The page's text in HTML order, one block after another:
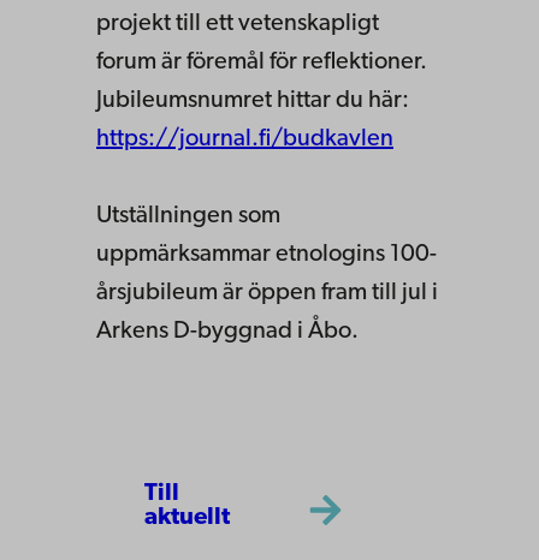
projekt till ett vetenskapligt
forum är föremål för reflektioner.
Jubileumsnumret hittar du här:
https://journal.fi/budkavlen
Utställningen som
uppmärksammar etnologins 100-
årsjubileum är öppen fram till jul i
Arkens D-byggnad i Åbo.
Till
aktuellt